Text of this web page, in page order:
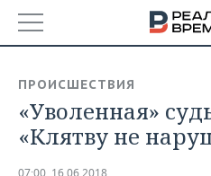
БАШКОРТОСТАН
ТАТАРСТАН
НОВОСТИ
АНАЛИТИКА
ПРОИСШЕСТВИЯ
«Уволенная»
«Клятву не
07:00, 16.06.2018